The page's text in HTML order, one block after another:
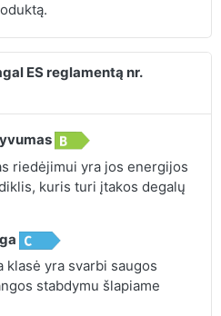
ES reglamentą nr.
riedėjimui yra jos energijos
kuris turi įtakos degalų
klasė yra svarbi saugos
stabdymu šlapiame